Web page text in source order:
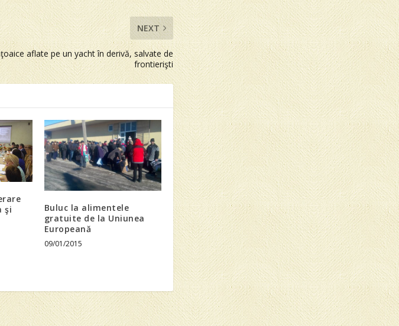
NEXT
aflate pe un yacht în derivă, salvate de
frontierişti
şi
Buluc la alimentele
gratuite de la Uniunea
Europeană
09/01/2015